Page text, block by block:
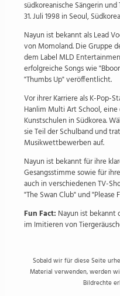
südkoreanische Sängerin
31. Juli 1998 in Seoul,
Nayun ist bekannt als Lead
von Momoland. Die Gruppe
dem Label MLD
erfolgreiche Songs wie
"Thumbs Up" veröffentlicht.
Vor ihrer Karriere als K-Pop-
Hanlim Multi Art School,
Kunstschulen in Südkorea.
sie Teil der Schulband und
Musikwettbewerben auf.
Nayun ist bekannt für ihre
Gesangsstimme sowie für
auch in verschiedenen TV-
"The Swan Club" und
Fun Fact: Nayun ist bekannt
im Imitieren von
Sobald wir für diese Seite
Material verwenden, werden
Bildrechte